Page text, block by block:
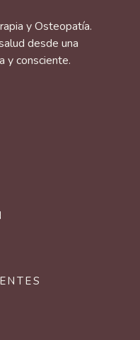
y Osteopatía.
desde una
y consciente.